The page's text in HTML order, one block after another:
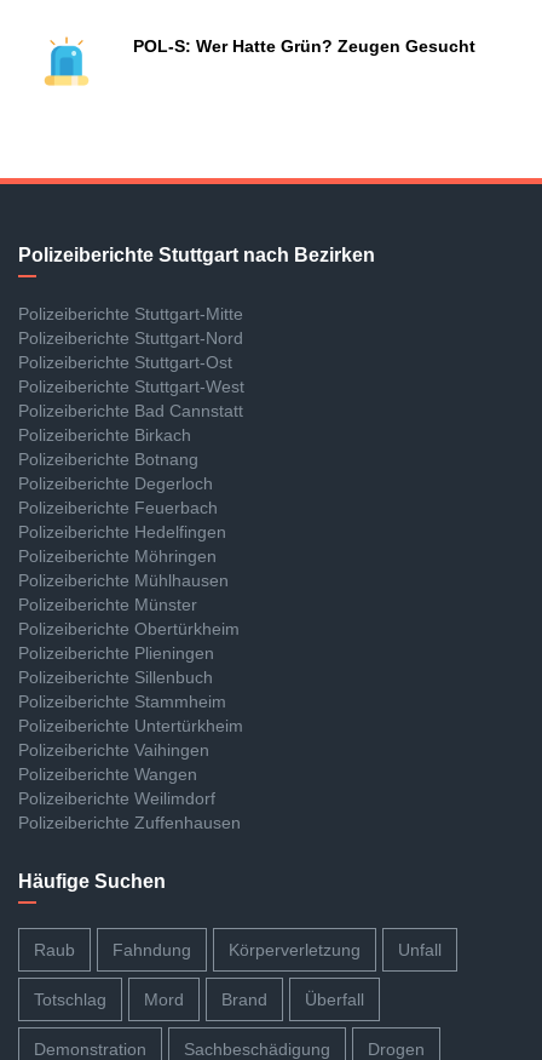
POL-S: Wer Hatte Grün? Zeugen Gesucht
Polizeiberichte Stuttgart nach Bezirken
Polizeiberichte Stuttgart-Mitte
Polizeiberichte Stuttgart-Nord
Polizeiberichte Stuttgart-Ost
Polizeiberichte Stuttgart-West
Polizeiberichte Bad Cannstatt
Polizeiberichte Birkach
Polizeiberichte Botnang
Polizeiberichte Degerloch
Polizeiberichte Feuerbach
Polizeiberichte Hedelfingen
Polizeiberichte Möhringen
Polizeiberichte Mühlhausen
Polizeiberichte Münster
Polizeiberichte Obertürkheim
Polizeiberichte Plieningen
Polizeiberichte Sillenbuch
Polizeiberichte Stammheim
Polizeiberichte Untertürkheim
Polizeiberichte Vaihingen
Polizeiberichte Wangen
Polizeiberichte Weilimdorf
Polizeiberichte Zuffenhausen
Häufige Suchen
Raub Fahndung Körperverletzung Unfall
Totschlag Mord Brand Überfall
Demonstration Sachbeschädigung Drogen